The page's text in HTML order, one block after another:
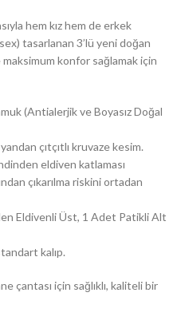
hem kız hem de erkek
tasarlanan 3’lü yeni doğan
konfor sağlamak için
(Antialerjik ve Boyasız Doğal
çıtçıtlı kruvaze kesim.
eldiven katlaması
çıkarılma riskini ortadan
Eldivenli Üst, 1 Adet Patikli Alt
kalıp.
çantası için sağlıklı, kaliteli bir